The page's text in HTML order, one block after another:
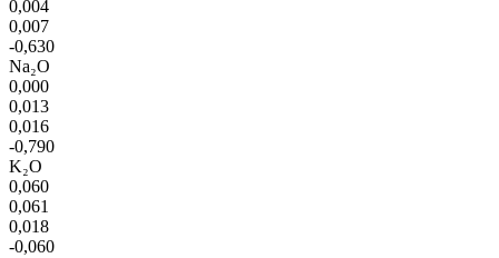
0,004
0,007
-0,630
Na₂O
0,000
0,013
0,016
-0,790
K₂O
0,060
0,061
0,018
-0,060